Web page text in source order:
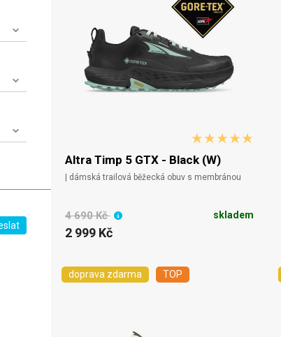
Altra Timp 5 GTX - Black (W)
| dámská trailová běžecká obuv s membránou
4 690 Kč
2 999 Kč
skladem
doprava zdarma TOP